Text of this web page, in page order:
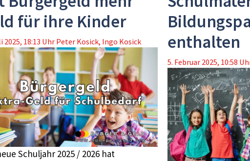
für ihre Kinder
2025, 18:13 Uhr Peter Kosick, Ingo Kosick
Schuljahr 2025 / 2026 hat
enthalten
5. Februar 2025, 10:58